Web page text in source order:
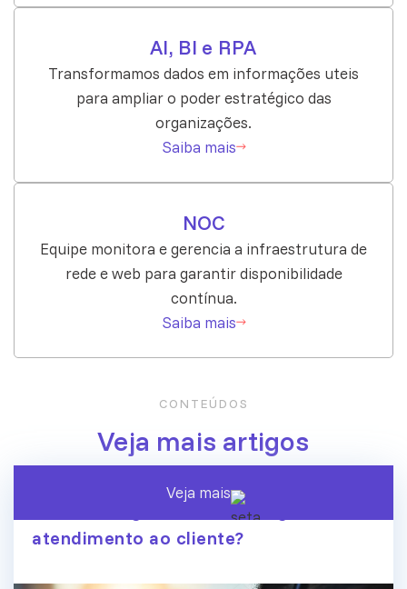
AI, BI e RPA
Transformamos dados em informações uteis
para ampliar o poder estratégico das
organizações.
Saiba mais
NOC
Equipe monitora e gerencia a infraestrutura de
rede e web para garantir disponibilidade
contínua.
Saiba mais
CONTEÚDOS
Veja mais artigos
A era dos agentes de IA chegou ao
atendimento ao cliente?
Veja mais